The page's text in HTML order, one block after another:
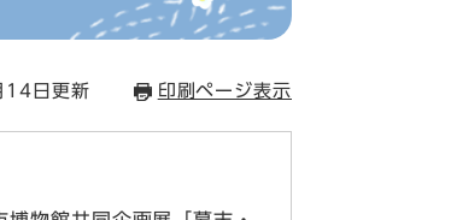
14日更新 印刷ページ表示